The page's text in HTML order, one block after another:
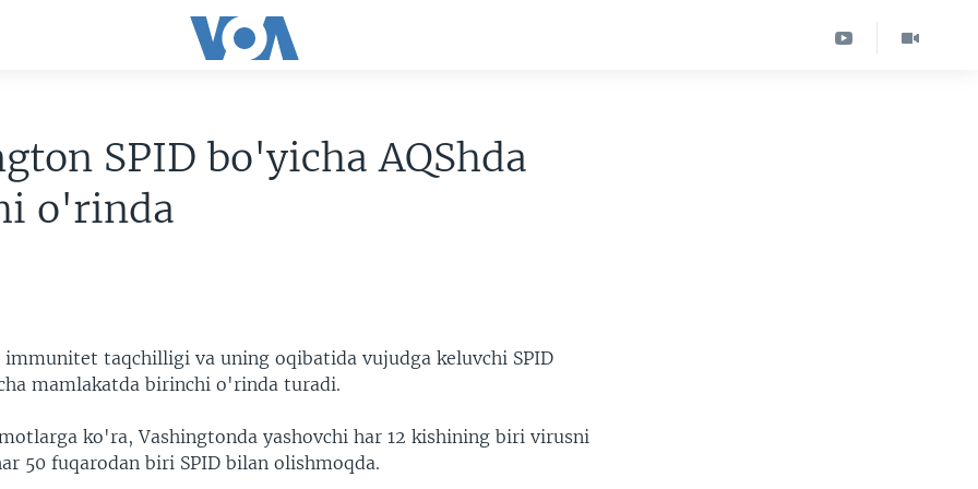
SPID bo'yicha AQShda
o'rinda
immunitet taqchilligi va uning oqibatida vujudga keluvchi SPID
mamlakatda birinchi o'rinda turadi.
ko'ra, Vashingtonda yashovchi har 12 kishining biri virusni
50 fuqarodan biri SPID bilan olishmoqda.